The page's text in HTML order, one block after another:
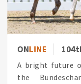
ONLINE
A bright future
the